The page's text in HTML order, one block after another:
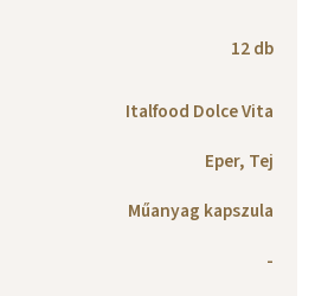
12 db
Italfood Dolce Vita
Eper, Tej
Műanyag kapszula
-